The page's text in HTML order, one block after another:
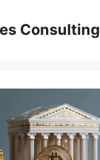
Consulting